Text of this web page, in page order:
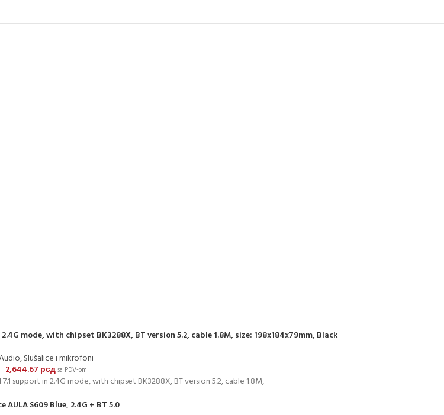
mode, with chipset BK3288X, BT version 5.2, cable 1.8M, size: 198x184x79mm, Black
,Slušalice i mikrofoni
2,644.67 рсдsa PDV-om
support in 2.4G mode, with chipset BK3288X, BT version 5.2, cable 1.8M,
AULA S609 Blue, 2.4G + BT 5.0